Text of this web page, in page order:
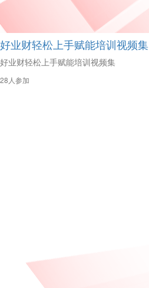
好业财轻松上手赋能培训视频集
好业财轻松上手赋能培训视频集
28人参加